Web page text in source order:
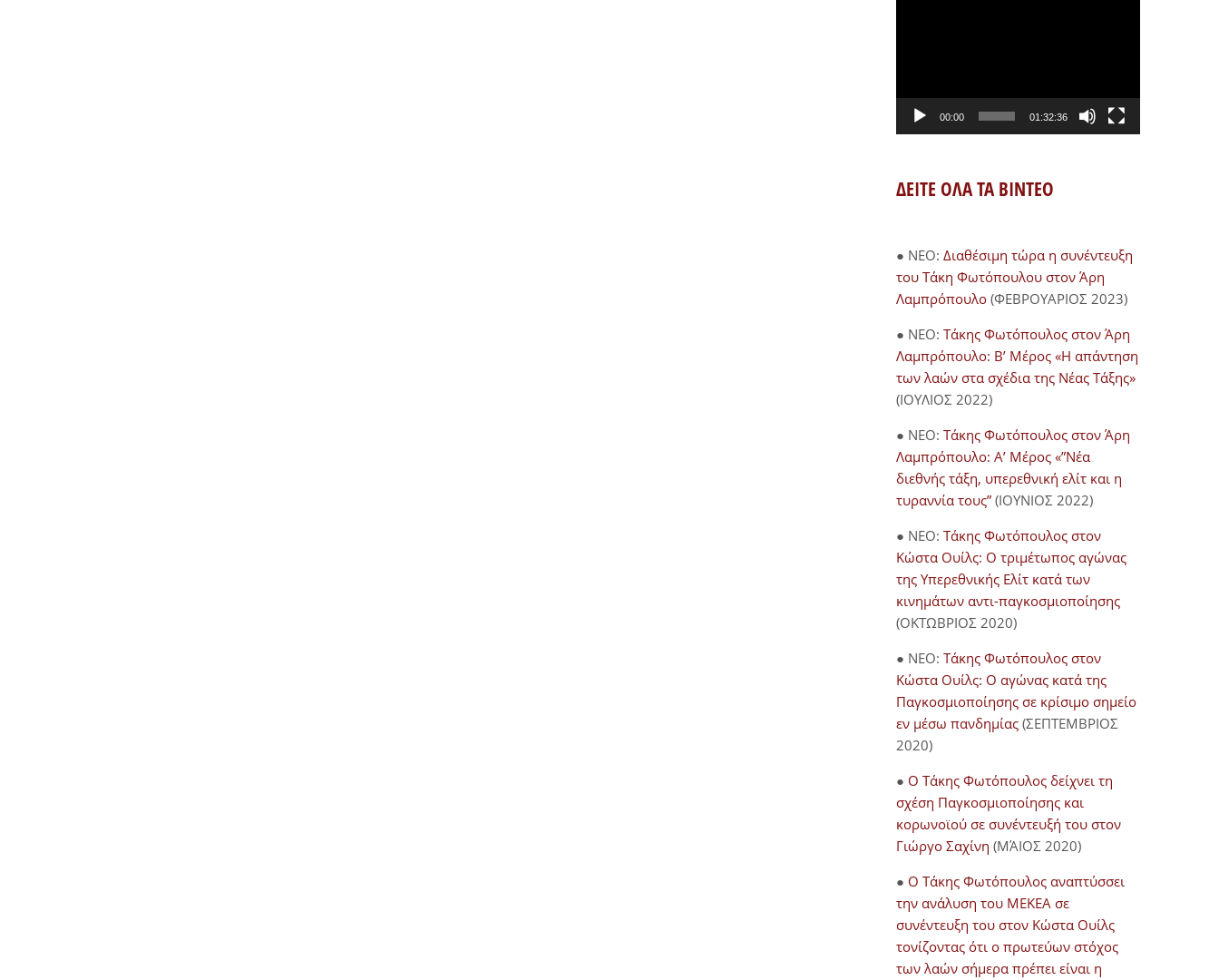
00:00 01:32:36
ΔΕΙΤΕ ΟΛΑ ΤΑ ΒΙΝΤΕΟ
● NEO: Διαθέσιμη τώρα η συνέντευξη
του Τάκη Φωτόπουλου στον Άρη
Λαμπρόπουλο(ΦΕΒΡΟΥΑΡΙΟΣ 2023)
● NEO: Τάκης Φωτόπουλος στον Άρη
Λαμπρόπουλο: Β’ Μέρος «Η απάντηση
των λαών στα σχέδια της Νέας Τάξης»
(ΙΟΥΛΙΟΣ 2022)
● NEO: Τάκης Φωτόπουλος στον Άρη
Λαμπρόπουλο: Α’ Μέρος «”Νέα
διεθνής τάξη, υπερεθνική ελίτ και η
τυραννία τους” (ΙΟΥΝΙΟΣ 2022)
● NEO: Τάκης Φωτόπουλος στον
Κώστα Ουίλς: Ο τριμέτωπος αγώνας
της Υπερεθνικής Ελίτ κατά των
κινημάτων αντι-παγκοσμιοποίησης
(ΟΚΤΩΒΡΙΟΣ 2020)
● NEO: Τάκης Φωτόπουλος στον
Κώστα Ουίλς: Ο αγώνας κατά της
Παγκοσμιοποίησης σε κρίσιμο σημείο
εν μέσω πανδημίας (ΣΕΠΤΕΜΒΡΙΟΣ
2020)
● Ο Τάκης Φωτόπουλος δείχνει τη
σχέση Παγκοσμιοποίησης και
κορωνοϊού σε συνέντευξή του στον
Γιώργο Σαχίνη (ΜΆΙΟΣ 2020)
● O Τάκης Φωτόπουλος αναπτύσσει
την ανάλυση του ΜΕΚΕΑ σε
συνέντευξη του στον Κώστα Ουίλς
τονίζοντας ότι ο πρωτεύων στόχος
των λαών σήμερα πρέπει είναι η